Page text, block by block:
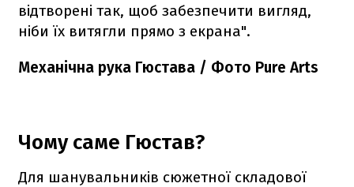
відтворені так, щоб забезпечити вигляд,
ніби їх витягли прямо з екрана".
Механічна рука Гюстава / Фото Pure Arts
Чому саме Гюстав?
Для шанувальників сюжетної складової